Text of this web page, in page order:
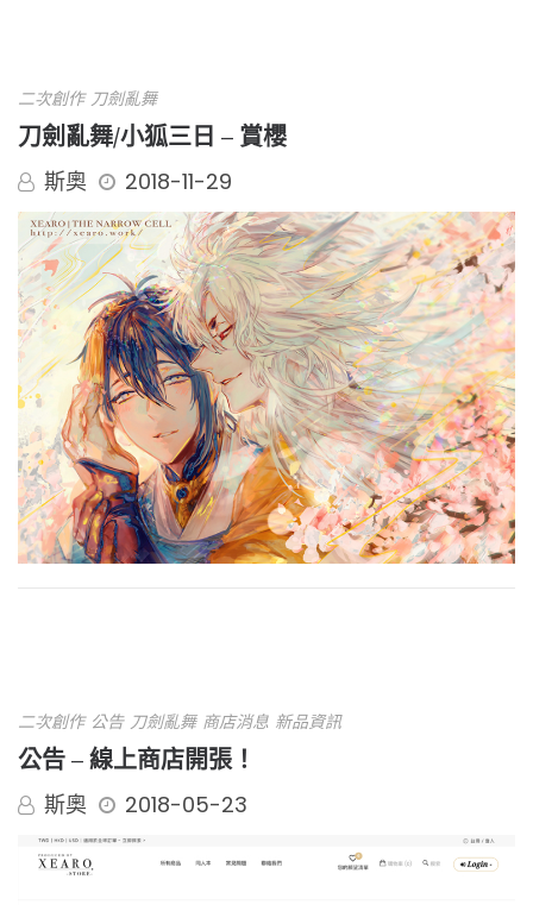
二次創作 刀劍亂舞
刀劍亂舞/小狐三日 – 賞櫻
斯奧 2018-11-29
二次創作 公告 刀劍亂舞 商店消息 新品資訊
公告 – 線上商店開張！
斯奧 2018-05-23